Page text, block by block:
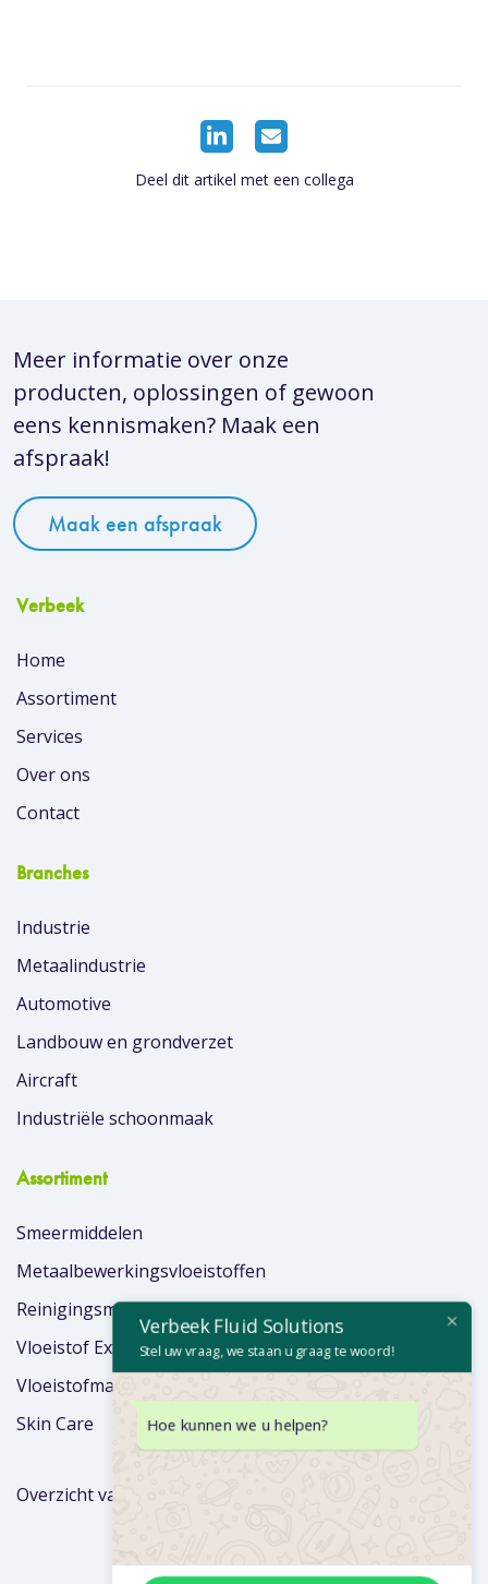
Deel dit artikel met een collega
Meer informatie over onze
producten, oplossingen of gewoon
eens kennismaken? Maak een
afspraak!
Maak een afspraak
Verbeek
Home
Assortiment
Services
Over ons
Contact
Branches
Industrie
Metaalindustrie
Automotive
Landbouw en grondverzet
Aircraft
Industriële schoonmaak
Assortiment
Smeermiddelen
Metaalbewerkingsvloeistoffen
Reinigingsmiddelen
Vloeistof Extra’s
Vloeistofmanagement
Skin Care
Overzicht van merken
Verbeek Fluid Solutions
Stel uw vraag, we staan u graag te woord!
Hoe kunnen we u helpen?